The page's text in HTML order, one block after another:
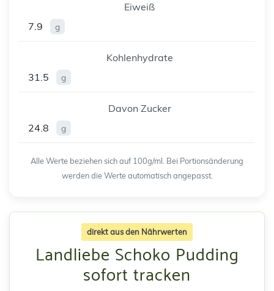
Eiweiß
7.9
g
Kohlenhydrate
31.5
g
Davon Zucker
24.8
g
Alle Werte beziehen sich auf 100g/ml. Bei Portionsänderung
werden die Werte automatisch angepasst.
direkt aus den Nährwerten
Landliebe Schoko Pudding
sofort tracken